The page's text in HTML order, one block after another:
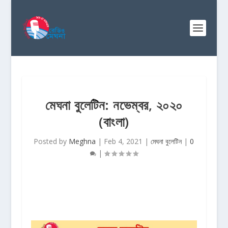
মেঘনা বুলেটিন: নভেম্বর, ২০২০
(বাংলা)
Posted by Meghna | Feb 4, 2021 |মেঘনা বুলেটিন|0
|